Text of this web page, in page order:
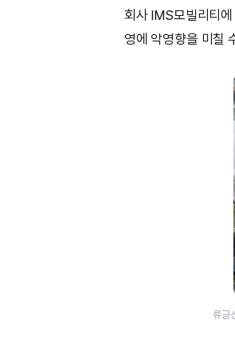
회사 IMS모빌리티
영에 악영향을 미칠
류긍